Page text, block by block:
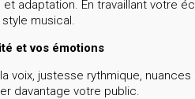
adaptation. En travaillant votre
musical.
et vos émotions
voix, justesse rythmique,
davantage votre public.